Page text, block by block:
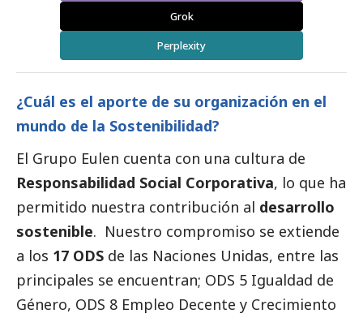
Grok
Perplexity
¿Cuál es el aporte de su organización en el
mundo de la Sostenibilidad?
El Grupo Eulen cuenta con una cultura de
Responsabilidad Social Corporativa, lo que ha
permitido nuestra contribución al desarrollo
sostenible. Nuestro compromiso se extiende
a los 17 ODS de las Naciones Unidas, entre las
principales se encuentran; ODS 5 Igualdad de
Género, ODS 8 Empleo Decente y Crecimiento